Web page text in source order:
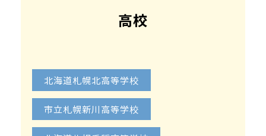
高校
北海道札幌北高等学校
市立札幌新川高等学校